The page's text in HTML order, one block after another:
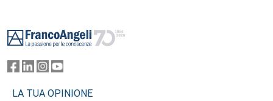
LA TUA OPINIONE